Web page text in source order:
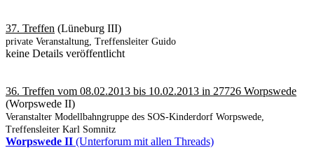
37. Treffen (Lüneburg III)
private Veranstaltung, Treffensleiter Guido
keine Details veröffentlicht
36. Treffen vom 08.02.2013 bis 10.02.2013 in 27726 Worpswede
(Worpswede II)
Veranstalter Modellbahngruppe des SOS-Kinderdorf Worpswede,
Treffensleiter Karl Somnitz
Worpswede II (Unterforum mit allen Threads)